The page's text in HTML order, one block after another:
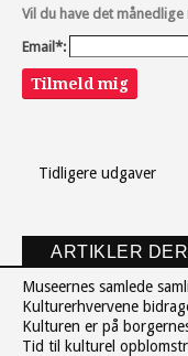
Vil du have det månedlige
Email*:
Tilmeld mig
Tidligere udgaver
ARTIKLER
Museernes samlede
Kulturerhvervene
Kulturen er på
Tid til kulturel